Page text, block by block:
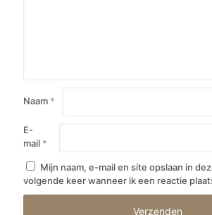
Naam *
E-
mail *
Mijn naam, e-mail en site opslaan in
volgende keer wanneer ik een reactie